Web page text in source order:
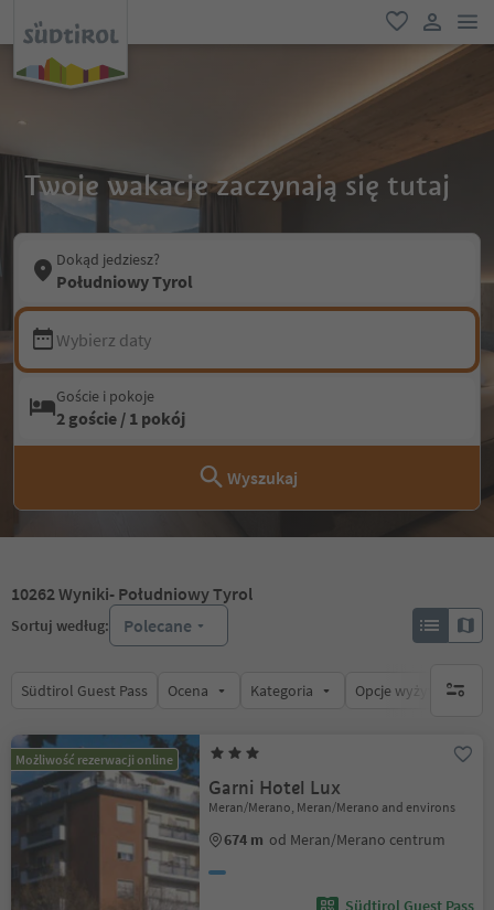
ulubione
link
Twoje wakacje zaczynają się tutaj
Dokąd jedziesz?
Południowy Tyrol
Wybierz daty
Goście i pokoje
2 goście / 1 pokój
Wyszukaj
10262Wyniki- Południowy Tyrol
Sortuj według: Polecane
Südtirol Guest Pass Ocena Kategoria Opcje wyżywieniabrak
Możliwość rezerwacji online
Garni Hotel Lux
Meran/Merano, Meran/Merano and environs
674 m od Meran/Merano centrum
Südtirol Guest Pass